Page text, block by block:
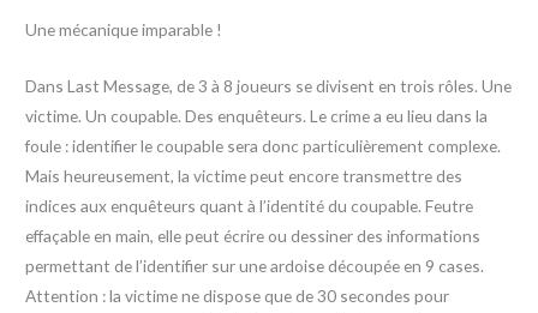
Une mécanique imparable !
Dans Last Message, de 3 à 8 joueurs se divisent en trois rôles. Une
victime. Un coupable. Des enquêteurs. Le crime a eu lieu dans la
foule : identifier le coupable sera donc particulièrement complexe.
Mais heureusement, la victime peut encore transmettre des
indices aux enquêteurs quant à l’identité du coupable. Feutre
effaçable en main, elle peut écrire ou dessiner des informations
permettant de l’identifier sur une ardoise découpée en 9 cases.
Attention : la victime ne dispose que de 30 secondes pour